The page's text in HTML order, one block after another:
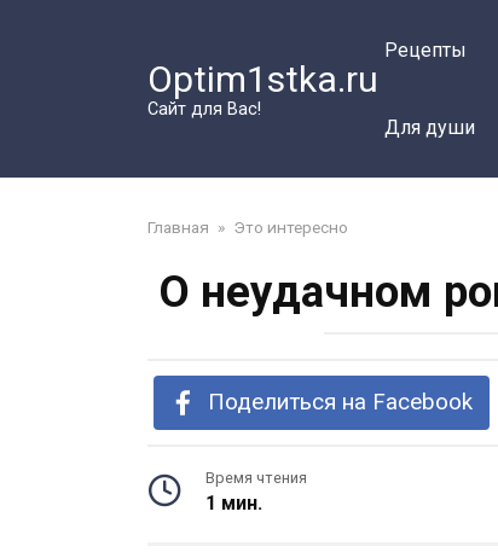
Optim1stka.ru
Сайт для Вас!
Рецепты
Для души
Главная » Это интересно
О неудачном
Поделиться на Facebook
Время чтения
1 мин.